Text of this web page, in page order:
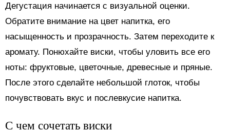
Дегустация начинается с визуальной оценки.
Обратите внимание на цвет напитка, его
насыщенность и прозрачность. Затем переходите к
аромату. Понюхайте виски, чтобы уловить все его
ноты: фруктовые, цветочные, древесные и пряные.
После этого сделайте небольшой глоток, чтобы
почувствовать вкус и послевкусие напитка.
С чем сочетать виски